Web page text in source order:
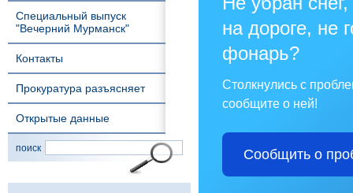
Специальный выпуск
"Вечерний Мурманск"
Контакты
Прокуратура разъясняет
Открытые данные
поиск
на дороге, не
фонарь?
Столкнулись с
сообщите о ней!
Сообщить о